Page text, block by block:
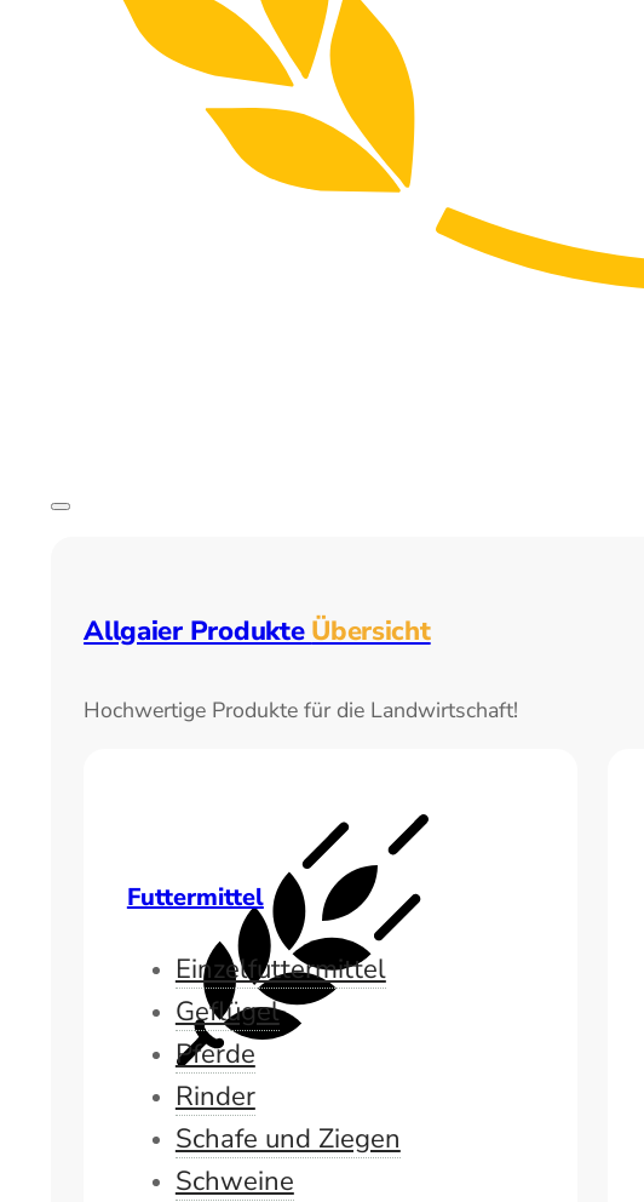
Allgaier Produkte Übersicht
Hochwertige Produkte für die Landwirtschaft!
Futtermittel
Einzelfuttermittel
Geflügel
Pferde
Rinder
Schafe und Ziegen
Schweine